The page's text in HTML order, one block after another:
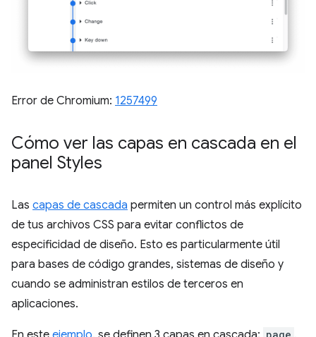
Error de Chromium: 1257499
Cómo ver las capas en cascada en el
panel Styles
Las capas de cascada permiten un control más explícito
de tus archivos CSS para evitar conflictos de
especificidad de diseño. Esto es particularmente útil
para bases de código grandes, sistemas de diseño y
cuando se administran estilos de terceros en
aplicaciones.